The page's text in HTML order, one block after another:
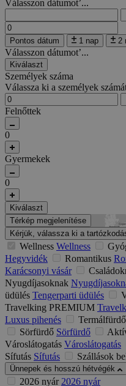
Válasszon dátumot’...
Pontos dátum 1 nap 2
Válasszon dátumot’...
Kiválaszt
Személyek száma
Válassza ki a személyek
Felnőttek
0
Gyermekek
0
Kiválaszt
Térkép megjelenítése
Kérjük, válassza ki a
Wellness Wellness
Hegyvidék
Romantikus
Karácsonyi vásár
Nyugdíjasoknak
üdülés Tengerparti üdülés
Travelking PREMIUM
Luxus pihenés
Sörfürdő Sörfürdő
Városlátogatás Városlátogatás
Sífutás Sífutás Szállások
Ünnepek és hosszú hétvégék
2026 nyár 2026 nyár